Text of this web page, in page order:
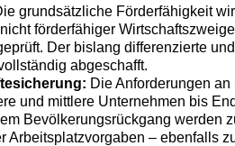
grundsätzliche Förderfähigkeit
förderfähiger
Der bislang differenzierte
abgeschafft.
Die Anforderungen an
und mittlere Unternehmen bis
Bevölkerungsrückgang werden
Arbeitsplatzvorgaben – ebenfalls